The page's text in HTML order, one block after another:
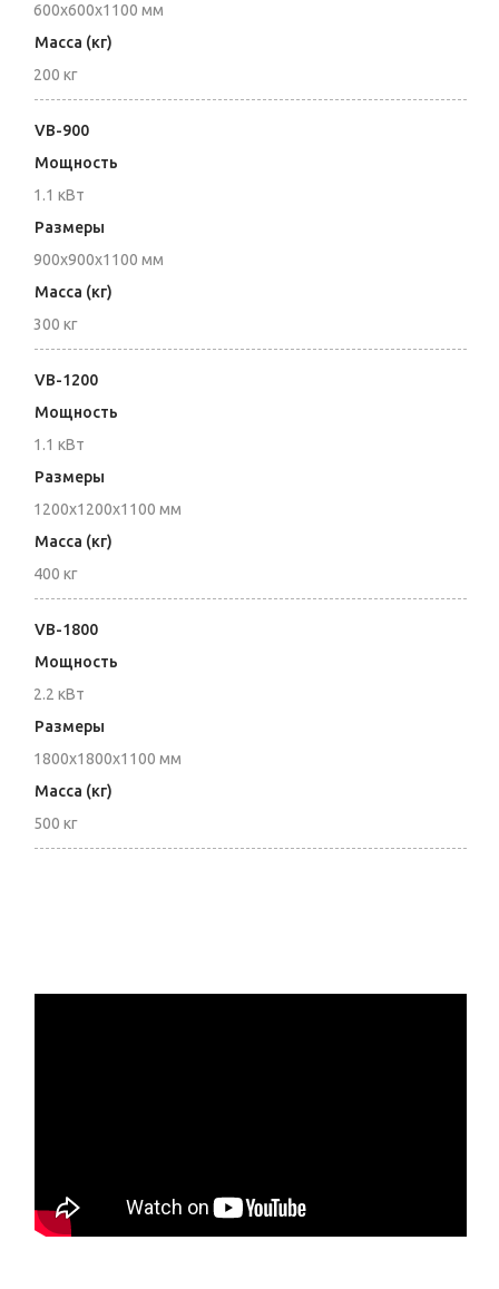
600x600x1100 мм
Масса (кг)
200 кг
VB-900
Мощность
1.1 кВт
Размеры
900x900x1100 мм
Масса (кг)
300 кг
VB-1200
Мощность
1.1 кВт
Размеры
1200x1200x1100 мм
Масса (кг)
400 кг
VB-1800
Мощность
2.2 кВт
Размеры
1800x1800x1100 мм
Масса (кг)
500 кг